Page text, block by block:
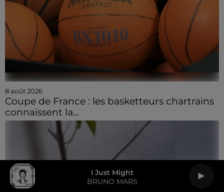
I Just Might
BRUNO MARS
8 août 2026
Coupe de France : les basketteurs chartrains
connaissent la...